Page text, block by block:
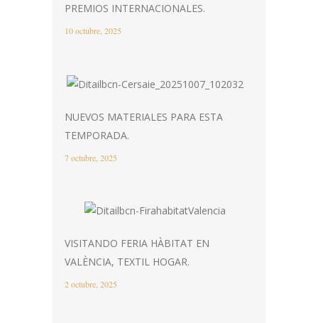
PREMIOS INTERNACIONALES.
10 octubre, 2025
NUEVOS MATERIALES PARA ESTA
TEMPORADA.
7 octubre, 2025
VISITANDO FERIA HÀBITAT EN
VALÈNCIA, TEXTIL HOGAR.
2 octubre, 2025